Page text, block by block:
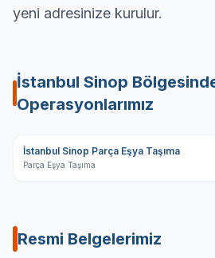
yeni adresinize kurulur.
İstanbul Sinop
Operasyonlarımız
İstanbul Sinop Parça Eşya Taşıma
Parça Eşya Taşıma
Resmi Belgelerimiz